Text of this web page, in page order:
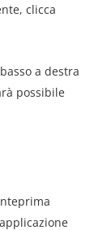
clicca
a destra
possibile